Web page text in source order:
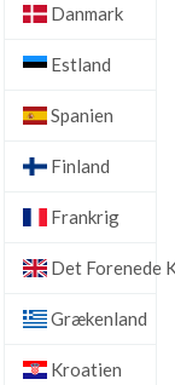
Danmark
Estland
Spanien
Finland
Frankrig
Det Forenede
Grækenland
Kroatien